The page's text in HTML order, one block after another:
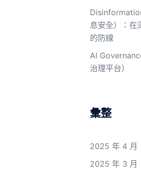
息安全）：在
的防線
AI
治理平台）
彙整
2025 年 4 月
2025 年 3 月